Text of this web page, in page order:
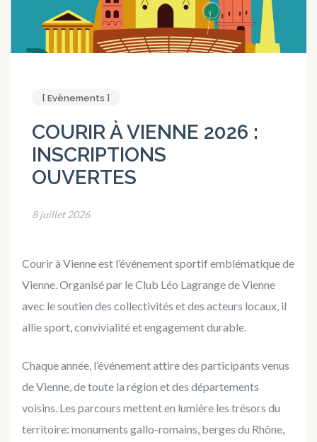
[ Evènements ]
COURIR À VIENNE 2026 :
INSCRIPTIONS
OUVERTES
8 juillet 2026
Courir à Vienne est l’événement sportif emblématique de
Vienne. Organisé par le Club Léo Lagrange de Vienne
avec le soutien des collectivités et des acteurs locaux, il
allie sport, convivialité et engagement durable.
Chaque année, l’événement attire des participants venus
de Vienne, de toute la région et des départements
voisins. Les parcours mettent en lumière les trésors du
territoire: monuments gallo-romains, berges du Rhône,